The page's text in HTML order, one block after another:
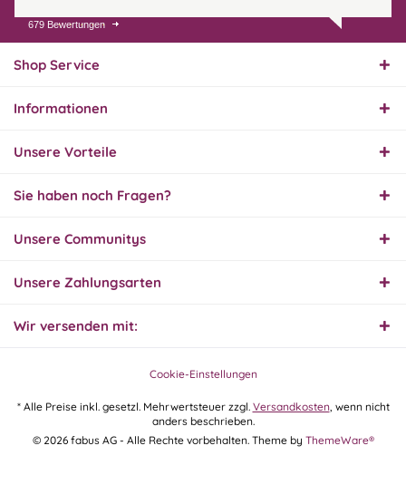
07.08.26
Endlich das richtige
Innerhalb 2 Tagen Ware
geliefert. Sehr gut!
31.07.26
Super schnelle Lieferung,
wieder, vielen Dank.
30.07.26▼
679 Bewertungen
Shop Service
Informationen
Unsere Vorteile
Sie haben noch Fragen?
Unsere Communitys
Unsere Zahlungsarten
Wir versenden mit:
Cookie-Einstellungen
* Alle Preise inkl. gesetzl. Mehrwertsteuer zzgl. Versandkosten, wenn nicht
anders beschrieben.
© 2026 fabus AG - Alle Rechte vorbehalten. Theme by ThemeWare®